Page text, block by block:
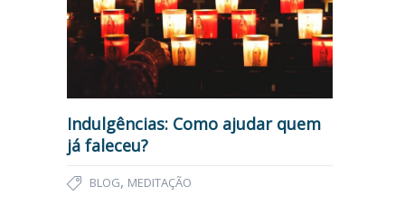
Indulgências: Como ajudar quem
já faleceu?
BLOG, MEDITAÇÃO